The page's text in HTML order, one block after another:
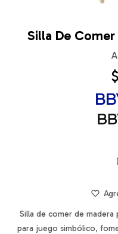
Silla De
$
Silla de comer de madera
para juego simbólico,